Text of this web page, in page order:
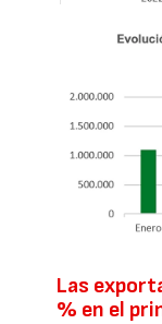
Las
% en el